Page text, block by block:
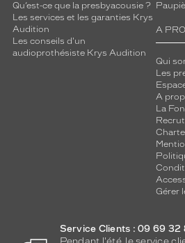
Qu’est-ce que la presbyacousie ?
Les services et les garanties Krys
Audition
Les conseils d'un
audioprothésiste Krys Audition
A
Qui
Les
A
La
Gérer
Service Clients : 09 69 32